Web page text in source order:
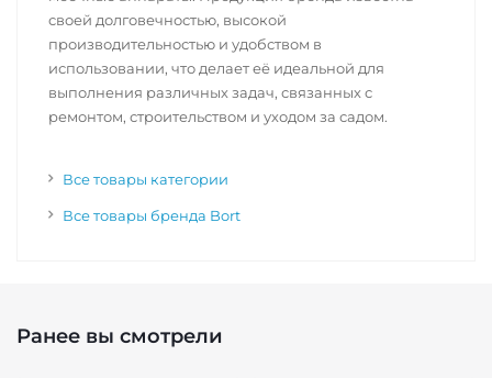
своей долговечностью, высокой
производительностью и удобством в
использовании, что делает её идеальной для
выполнения различных задач, связанных с
ремонтом, строительством и уходом за садом.
Все товары категории
Все товары бренда Bort
Ранее вы смотрели